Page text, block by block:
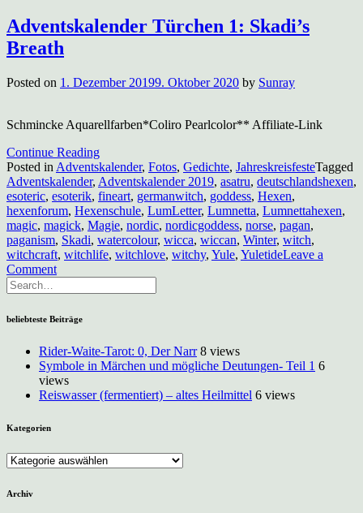
Arctic
Winter
Adventskalender Türchen 1: Skadi’s
Breath
Posted on 1. Dezember 20199. Oktober 2020 by Sunray
Schmincke Aquarellfarben*Coliro Pearlcolor** Affiliate-Link
Continue Reading
Posted in Adventskalender, Fotos, Gedichte, JahreskreisfesteTagged
Adventskalender, Adventskalender 2019, asatru, deutschlandshexen,
esoteric, esoterik, fineart, germanwitch, goddess, Hexen,
hexenforum, Hexenschule, LumLetter, Lumnetta, Lumnettahexen,
magic, magick, Magie, nordic, nordicgoddess, norse, pagan,
paganism, Skadi, watercolour, wicca, wiccan, Winter, witch,
witchcraft, witchlife, witchlove, witchy, Yule, YuletideLeave a
Commenton
Türchen
Skadi’s
beliebteste Beiträge
Rider-Waite-Tarot: 0, Der Narr 8 views
Symbole in Märchen und mögliche Deutungen- Teil 1 6
views
Reiswasser (fermentiert) – altes Heilmittel 6 views
Kategorien
Kategorien
Archiv